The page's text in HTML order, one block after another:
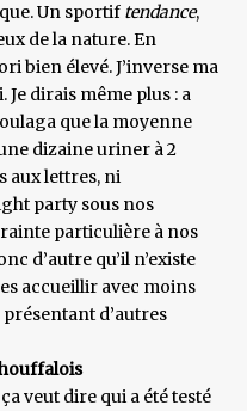
Un sportif tendance,
de la nature. En
bien élevé. J’inverse ma
Je dirais même plus : a
que la moyenne
dizaine uriner à 2
aux lettres, ni
party sous nos
particulière à nos
d’autre qu’il n’existe
accueillir avec moins
d’autres
veut dire qui a été testé